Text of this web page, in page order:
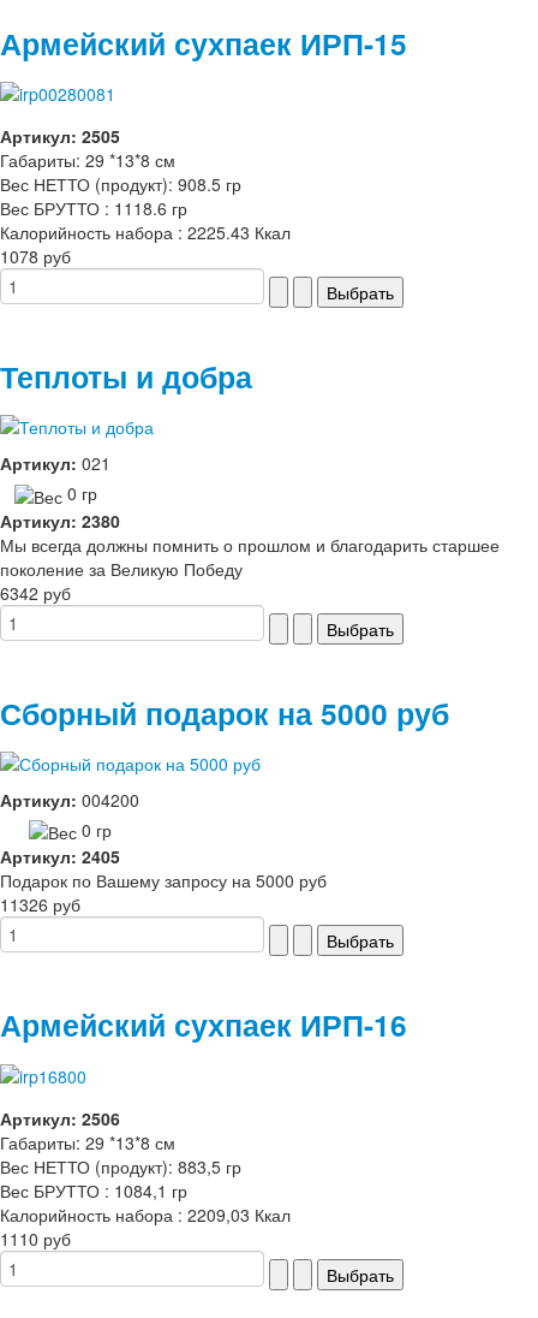
Армейский сухпаек ИРП-15
Артикул: 2505
Габариты: 29 *13*8 см
Вес НЕТТО (продукт): 908.5 гр
Вес БРУТТО : 1118.6 гр
Калорийность набора : 2225.43 Ккал
1078 руб
Теплоты и добра
Артикул: 021
0 гр
Артикул: 2380
Мы всегда должны помнить о прошлом и благодарить старшее
поколение за Великую Победу
6342 руб
Сборный подарок на 5000 руб
Артикул: 004200
0 гр
Артикул: 2405
Подарок по Вашему запросу на 5000 руб
11326 руб
Армейский сухпаек ИРП-16
Артикул: 2506
Габариты: 29 *13*8 см
Вес НЕТТО (продукт): 883,5 гр
Вес БРУТТО : 1084,1 гр
Калорийность набора : 2209,03 Ккал
1110 руб